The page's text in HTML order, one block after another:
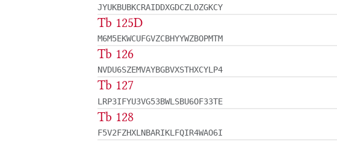
JYUKBUBKCRAIDDXGDCZLOZGKCY
Tb 125D
M6M5EKWCUFGVZCBHYYWZBOPMTM
Tb 126
NVDU6SZEMVAYBGBVXSTHXCYLP4
Tb 127
LRP3IFYU3VG53BWLSBU6OF33TE
Tb 128
F5V2FZHXLNBARIKLFQIR4WAO6I